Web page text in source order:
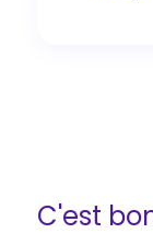
C'est